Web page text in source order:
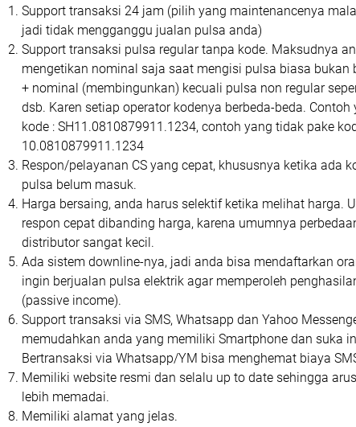
Support transaksi 24 jam (pilih yang maintenancenya
jadi tidak mengganggu jualan pulsa anda)
Support transaksi pulsa regular tanpa kode. Maksudnya
mengetikan nominal saja saat mengisi pulsa biasa bukan
+ nominal (membingunkan) kecuali pulsa non regular
dsb. Karen setiap operator kodenya berbeda-beda. Contoh
kode : SH11.0810879911.1234, contoh yang tidak pake
10.0810879911.1234
Respon/pelayanan CS yang cepat, khususnya ketika ada
pulsa belum masuk.
Harga bersaing, anda harus selektif ketika melihat harga.
respon cepat dibanding harga, karena umumnya
distributor sangat kecil.
Ada sistem downline-nya, jadi anda bisa mendaftarkan
ingin berjualan pulsa elektrik agar memperoleh
(passive income).
Support transaksi via SMS, Whatsapp dan Yahoo
memudahkan anda yang memiliki Smartphone dan suka
Bertransaksi via Whatsapp/YM bisa menghemat biaya
Memiliki website resmi dan selalu up to date sehingga
lebih memadai.
Memiliki alamat yang jelas.